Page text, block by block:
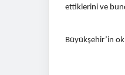
ettiklerini ve
Büyükşehir’in